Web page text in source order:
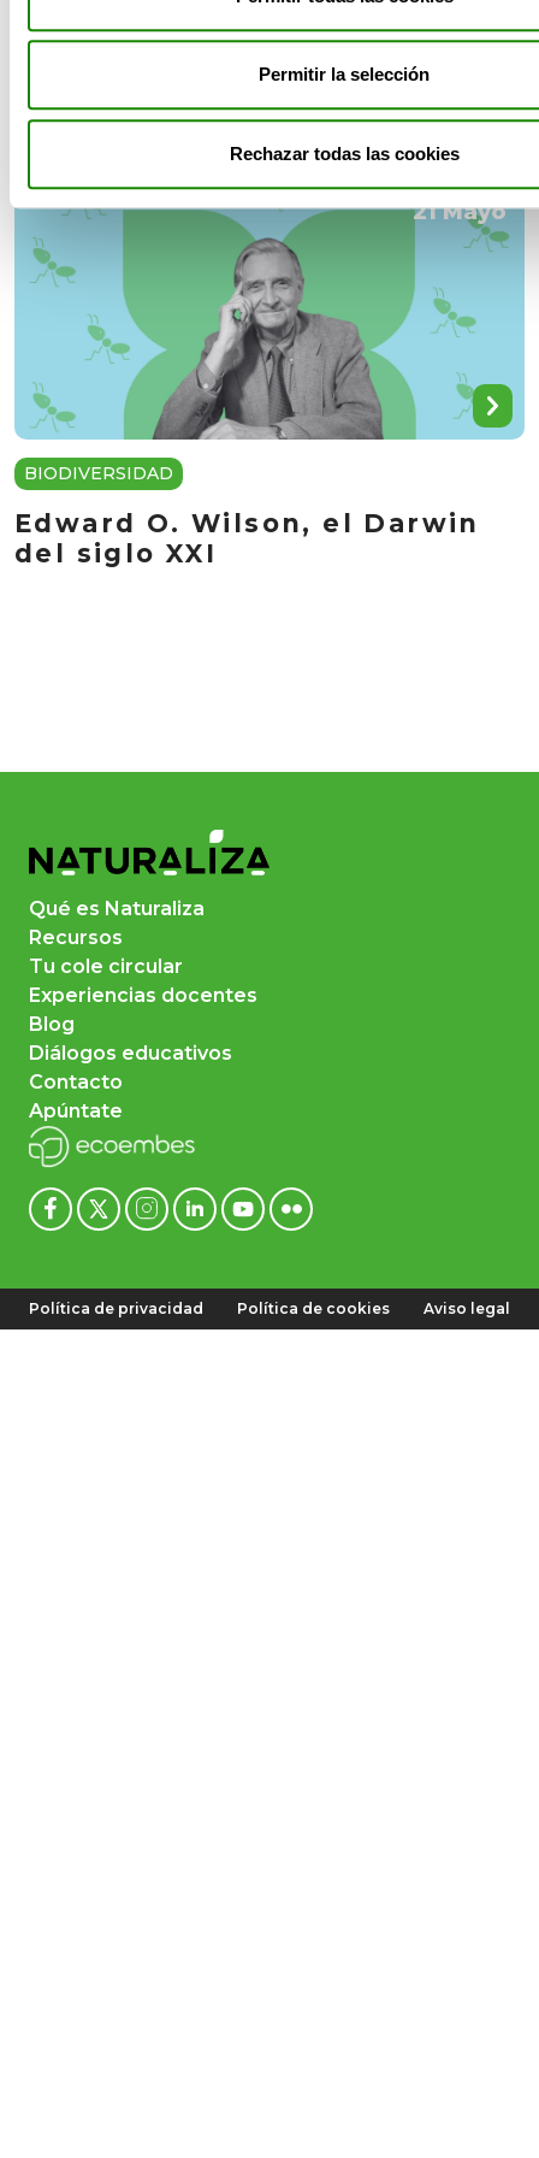
Permitir la selección
Rechazar todas las cookies
Día de los Animales: historia,
significado y celebración
21 Mayo
BIODIVERSIDAD
Edward O. Wilson, el Darwin
del siglo XXI
Qué es Naturaliza
Recursos
Tu cole circular
Experiencias docentes
Blog
Diálogos educativos
Contacto
Apúntate
Política de privacidad Política de cookies Aviso legal